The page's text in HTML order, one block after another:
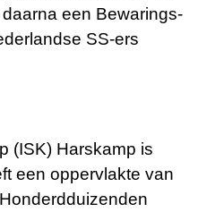
een Bewarings-
SS-ers
(ISK) Harskamp is
een oppervlakte van